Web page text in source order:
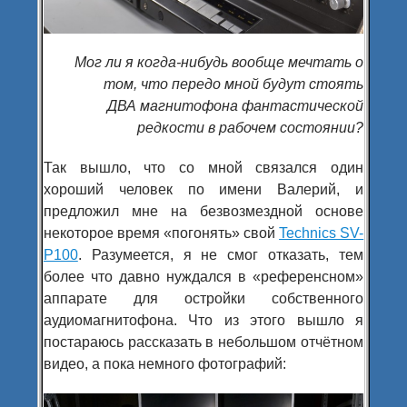
Мог ли я когда-нибудь вообще мечтать о
том, что передо мной будут стоять
ДВА магнитофона фантастической
редкости в рабочем состоянии?
Так вышло, что со мной связался один
хороший человек по имени Валерий, и
предложил мне на безвозмездной основе
некоторое время «погонять» свойTechnics SV-
P100. Разумеется, я не смог отказать, тем
более что давно нуждался в «референсном»
аппарате для остройки собственного
аудиомагнитофона. Что из этого вышло я
постараюсь рассказать в небольшом отчётном
видео, а пока немного фотографий: